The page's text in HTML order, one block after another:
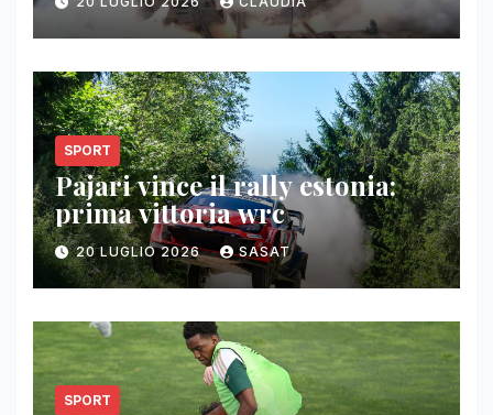
SPORT
Pajari vince il rally estonia:
prima vittoria wrc
20 LUGLIO 2026 SASAT
SPORT